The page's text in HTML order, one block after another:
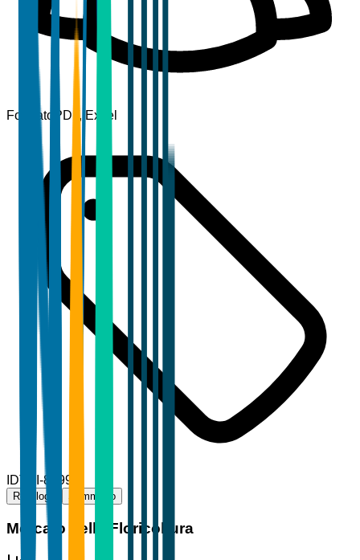
Formato PDF, Excel
IDTBI-84996
Riepilogo Sommario
Mercato della Floricoltura